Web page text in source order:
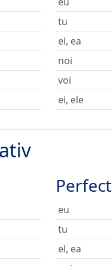
tu
el, ea
noi
voi
ei, ele
Perfect
eu
tu
el, ea